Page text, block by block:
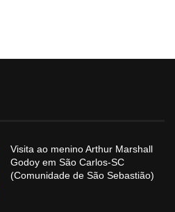
Visita ao menino Arthur Marshall
Godoy em São Carlos-SC
(Comunidade de São Sebastião)